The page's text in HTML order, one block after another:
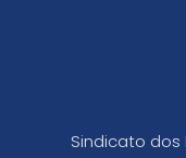
Sindicato dos